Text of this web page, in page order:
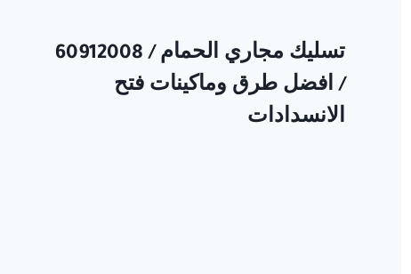
تسليك مجاري الحمام / 60912008
/ افضل طرق وماكينات فتح
الانسدادات